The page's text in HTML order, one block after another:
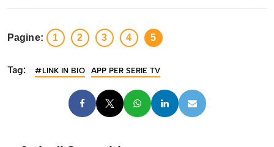
Pagine: 1 2 3 4 5
Tag: #LINK IN BIO APP PER SERIE TV